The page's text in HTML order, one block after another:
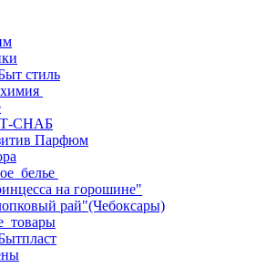
стиль
СНАБ
Парфюм
на горошине"
рай"(Чебоксары)